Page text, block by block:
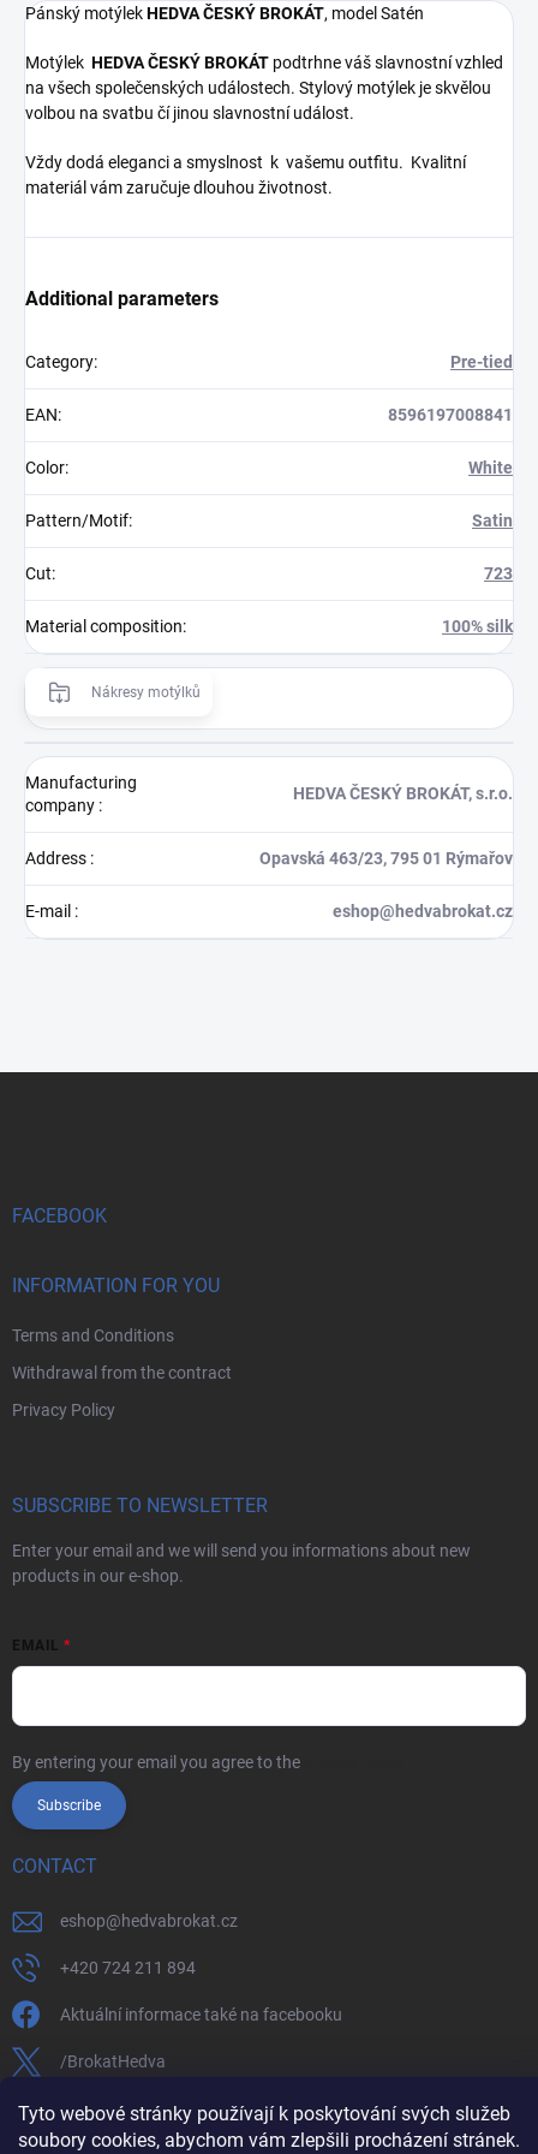
Tyto webové stránky používají k poskytování svých služeb
soubory cookies, abychom vám zlepšili procházení stránek.
Pánský motýlekHEDVA ČESKÝ BROKÁT, model Satén
Motýlek HEDVA ČESKÝ BROKÁT podtrhne váš slavnostní vzhled
na všech společenských událostech. Stylový motýlek je skvělou
volbou na svatbu čí jinou slavnostní událost.
Vždy dodá eleganci a smyslnost k vašemu outfitu. Kvalitní
materiál vám zaručuje dlouhou životnost.
Additional parameters
Category: Pre-tied
EAN: 8596197008841
Color: White
Pattern/Motif: Satin
Cut: 723
Material composition: 100% silk
Nákresy motýlků
Manufacturing
company :
HEDVA ČESKÝ BROKÁT, s.r.o.
Address : Opavská 463/23, 795 01 Rýmařov
E-mail : eshop@hedvabrokat.cz
FACEBOOK
INFORMATION FOR YOU
Terms and Conditions
Withdrawal from the contract
Privacy Policy
SUBSCRIBE TO NEWSLETTER
Enter your email and we will send you informations about new
products in our e-shop.
EMAIL
By entering your email you agree to the
Subscribe
CONTACT
eshop@hedvabrokat.cz
+420 724 211 894
Aktuální informace také na facebooku
/BrokatHedva
hedva_cesky_brokat